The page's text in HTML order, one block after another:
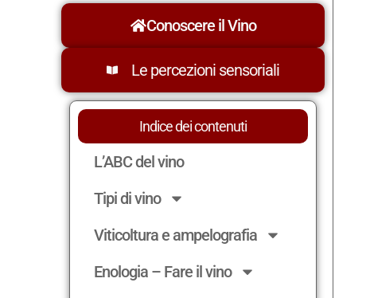
Conoscere il Vino
Le percezioni sensoriali
Indice dei contenuti
L’ABC del vino
Tipi di vino
Viticoltura e ampelografia
Enologia – Fare il vino